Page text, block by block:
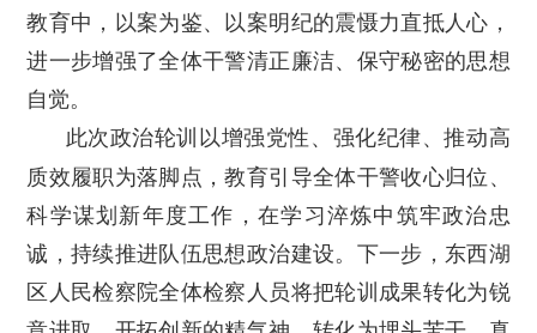
教育中，以案为鉴、以案明纪的震慑力直抵人心，
进一步增强了全体干警清正廉洁、保守秘密的思想
自觉。
此次政治轮训以增强党性、强化纪律、推动高
质效履职为落脚点，教育引导全体干警收心归位、
科学谋划新年度工作，在学习淬炼中筑牢政治忠
诚，持续推进队伍思想政治建设。下一步，东西湖
区人民检察院全体检察人员将把轮训成果转化为锐